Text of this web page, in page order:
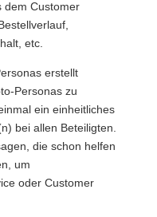
dem Customer
etc.
erstellt
Personas zu
ein einheitliches
bei allen Beteiligten.
die schon helfen
um
oder Customer